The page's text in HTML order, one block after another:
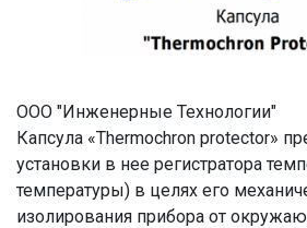
ООО "Инженерные Технологии"
Капсула «Thermochron protector»
установки в нее регистратора
температуры) в целях его
изолирования прибора от